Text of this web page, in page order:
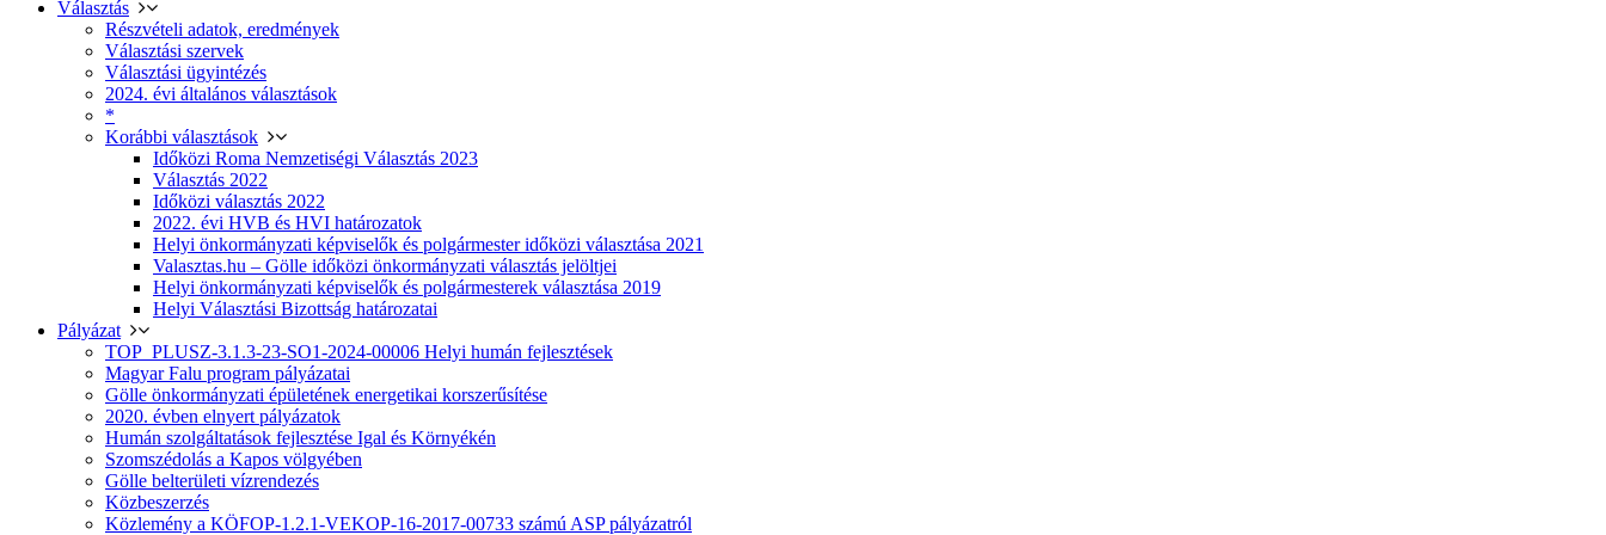
Választás
Részvételi adatok, eredmények
Választási szervek
Választási ügyintézés
2024. évi általános választások
*
Korábbi választások
Időközi Roma Nemzetiségi Választás 2023
Választás 2022
Időközi választás 2022
2022. évi HVB és HVI határozatok
Helyi önkormányzati képviselők és polgármester időközi választása 2021
Valasztas.hu – Gölle időközi önkormányzati választás jelöltjei
Helyi önkormányzati képviselők és polgármesterek választása 2019
Helyi Választási Bizottság határozatai
Pályázat
TOP_PLUSZ-3.1.3-23-SO1-2024-00006 Helyi humán fejlesztések
Magyar Falu program pályázatai
Gölle önkormányzati épületének energetikai korszerűsítése
2020. évben elnyert pályázatok
Humán szolgáltatások fejlesztése Igal és Környékén
Szomszédolás a Kapos völgyében
Gölle belterületi vízrendezés
Közbeszerzés
Közlemény a KÖFOP-1.2.1-VEKOP-16-2017-00733 számú ASP pályázatról